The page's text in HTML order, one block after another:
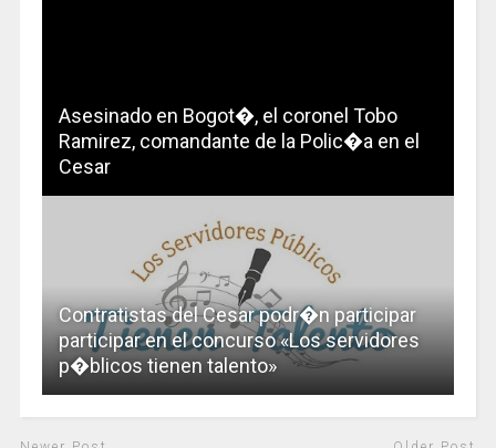
Asesinado en Bogot�, el coronel Tobo
Ramirez, comandante de la Polic�a en el
Cesar
Contratistas del Cesar podr�n participar
participar en el concurso «Los servidores
p�blicos tienen talento»